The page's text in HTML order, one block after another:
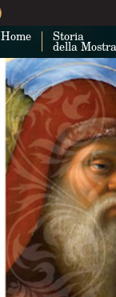
Home Storia
della Mostra